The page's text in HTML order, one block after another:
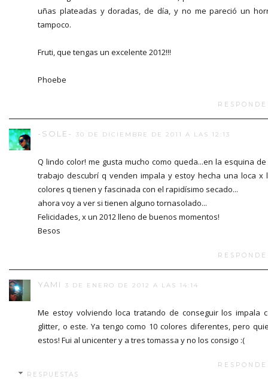
uñas plateadas y doradas, de día, y no me pareció un
tampoco.
Fruti, que tengas un excelente 2012!!!
Phoebe
-SOLE- 30 DE DICIEMBRE DE 2011 A LAS 12:13
Q lindo color! me gusta mucho como queda...en la esquina de
trabajo descubrí q venden impala y estoy hecha una loca x
colores q tienen y fascinada con el rapidísimo secado...
ahora voy a ver si tienen alguno tornasolado...
Felicidades, x un 2012 lleno de buenos momentos!
Besos
YAMI 3 DE ENERO DE 2012 A LAS 14:14
Me estoy volviendo loca tratando de conseguir los impala
glitter, o este. Ya tengo como 10 colores diferentes, pero
estos! Fui al unicenter y a tres tomassa y no los consigo :(
RESPUESTAS